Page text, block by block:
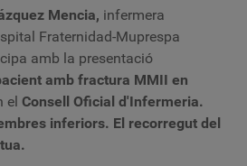
Mencia, infermera
Fraternidad-Muprespa
amb la presentació
amb fractura MMII en
el Consell Oficial d'Infermeria.
inferiors. El recorregut del